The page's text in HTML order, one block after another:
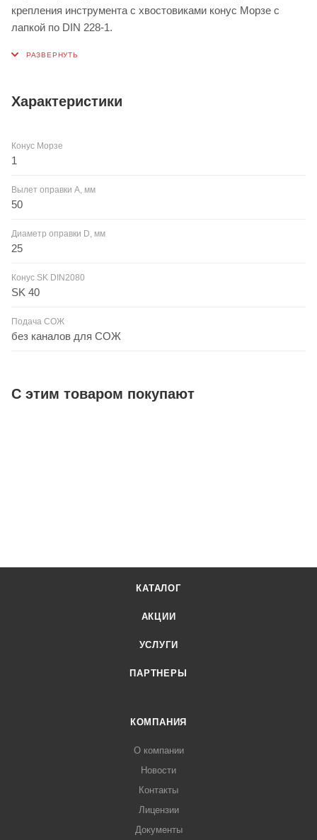
крепления инструмента с хвостовиками конус Морзе с
лапкой по DIN 228-1.
Характеристики
Конус Морзе
1
Вылет оправки A, мм
50
Диаметр оправки D, мм
25
Конус SK DIN2080
SK 40
Подача СОЖ
без каналов для СОЖ
С этим товаром покупают
КАТАЛОГ
АКЦИИ
УСЛУГИ
ПАРТНЕРЫ
КОМПАНИЯ
О компании
Новости
Контакты
Лицензии
Документы